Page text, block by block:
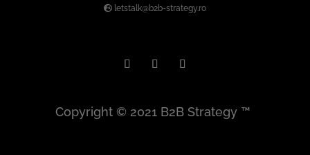
letstalk@b2b-strategy.ro
Copyright © 2021 B2B Strategy ™